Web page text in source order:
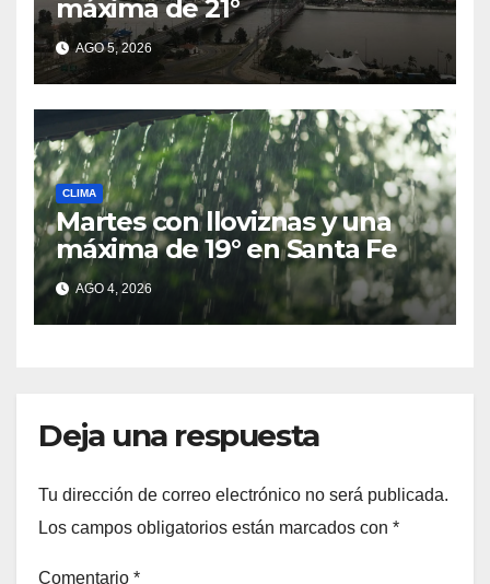
máxima de 21°
AGO 5, 2026
CLIMA
Martes con lloviznas y una
máxima de 19° en Santa Fe
AGO 4, 2026
Deja una respuesta
Tu dirección de correo electrónico no será publicada.
Los campos obligatorios están marcados con *
Comentario *